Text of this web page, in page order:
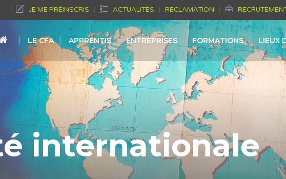
JE ME PRÉINSCRIS ACTUALITÉS RÉCLAMATION
LE CFA APPRENTIS ENTREPRISES FORMATIONS LIEUX
internationale